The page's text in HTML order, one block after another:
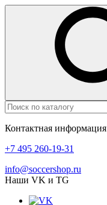
Контактная информация
+7 495 260-19-31
info@soccershop.ru
Наши VK и TG